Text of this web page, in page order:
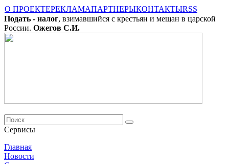
О ПРОЕКТЕРЕКЛАМАПАРТНЕРЫКОНТАКТЫRSS
Подать - налог, взимавшийся с крестьян и мещан в царской
России. Ожегов С.И.
Сервисы
Главная
Новости